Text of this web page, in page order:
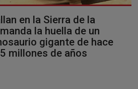
en la Sierra de la
la huella de un
gigante de hace
millones de años